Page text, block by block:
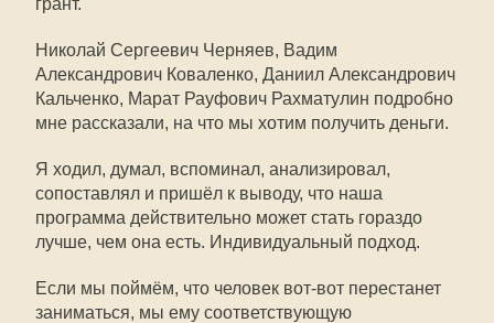
грант.
Николай Сергеевич Черняев, Вадим
Александрович Коваленко, Даниил Александрович
Кальченко, Марат Рауфович Рахматулин подробно
мне рассказали, на что мы хотим получить деньги.
Я ходил, думал, вспоминал, анализировал,
сопоставлял и пришёл к выводу, что наша
программа действительно может стать гораздо
лучше, чем она есть. Индивидуальный подход.
Если мы поймём, что человек вот-вот перестанет
заниматься, мы ему соответствующую